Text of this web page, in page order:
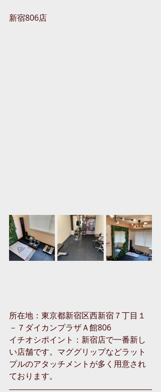
新宿806店
所在地： 東京都新宿区西新宿７丁目１
－７ダイカンプラザＡ館806
イチオシポイント：新宿店で一番新し
い店舗です。マググリップなどラット
プルのアタッチメントが多く用意され
ております。